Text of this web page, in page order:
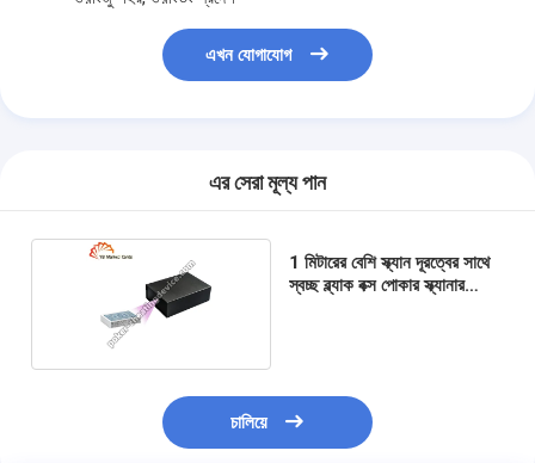
এখন যোগাযোগ
এর সেরা মূল্য পান
1 মিটারের বেশি স্ক্যান দূরত্বের সাথে
স্বচ্ছ ব্ল্যাক বক্স পোকার স্ক্যানার
চালিয়ে